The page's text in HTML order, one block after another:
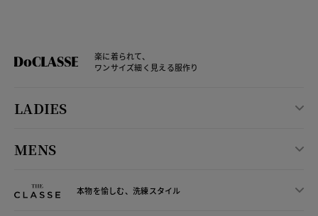
楽に着られて、
ワンサイズ細く見える服作り
LADIES
MENS
本物を愉しむ、洗練スタイル